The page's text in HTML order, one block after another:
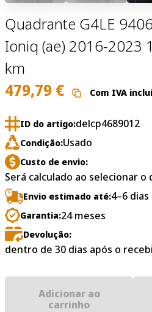
Quadrante G4LE
Ioniq (ae) 2016-2023
km
479,79 € Com IVA
ID do artigo:delcp4689012
Condição:Usado
Custo de envio:
Será calculado ao selecionar o
Envio estimado até:4–6
Garantia:24 meses
Devolução:
dentro de 30 dias após o
Adicionar ao
carrinho